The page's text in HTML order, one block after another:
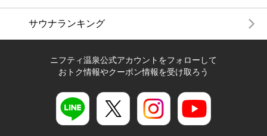
サウナランキング
ニフティ温泉公式アカウントをフォローして
おトク情報やクーポン情報を受け取ろう